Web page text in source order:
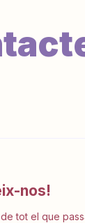
nos!
tot el que